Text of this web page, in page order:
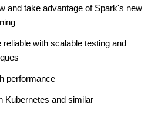
and take advantage of Spark's new
with scalable testing and
performance
Kubernetes and similar